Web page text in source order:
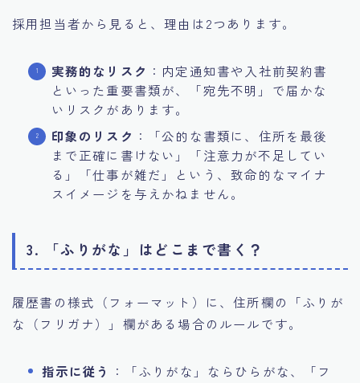
採用担当者から見ると、理由は2つあります。
実務的なリスク ：内定通知書や入社前契約書
といった重要書類が、「宛先不明」で届かな
いリスクがあります。
印象のリスク ：「公的な書類に、住所を最後
まで正確に書けない」「注意力が不足してい
る」「仕事が雑だ」という、致命的なマイナ
スイメージを与えかねません。
3. 「ふりがな」はどこまで書く？
履歴書の様式（フォーマット）に、住所欄の「ふりが
な（フリガナ）」欄がある場合のルールです。
指示に従う
：「ふりがな」ならひらがな、「フ